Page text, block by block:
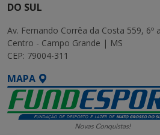
DO SUL
Av. Fernando Corrêa da Costa 559, 6º
Centro - Campo Grande | MS
CEP: 79004-311
MAPA